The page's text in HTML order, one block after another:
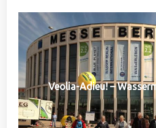
Veolia-Adieu! –